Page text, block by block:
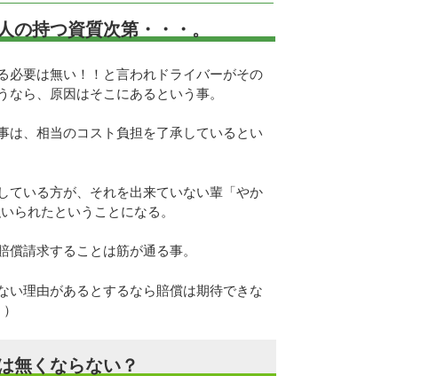
の持つ資質次第・・・。
必要は無い！！と言われドライバーがその
ら、原因はそこにあるという事。
は、相当のコスト負担を了承しているとい
ている方が、それを出来ていない輩「やか
られたということになる。
請求することは筋が通る事。
い理由があるとするなら賠償は期待できな
無くならない？